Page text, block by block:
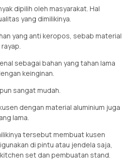
dipilih oleh masyarakat. Hal
yang dimilikinya.
yang anti keropos, sebab material
sebagai bahan yang tahan lama
keinginan.
sangat mudah.
dengan material aluminium juga
lama.
tersebut membuat kusen
di pintu atau jendela saja,
set dan pembuatan stand.